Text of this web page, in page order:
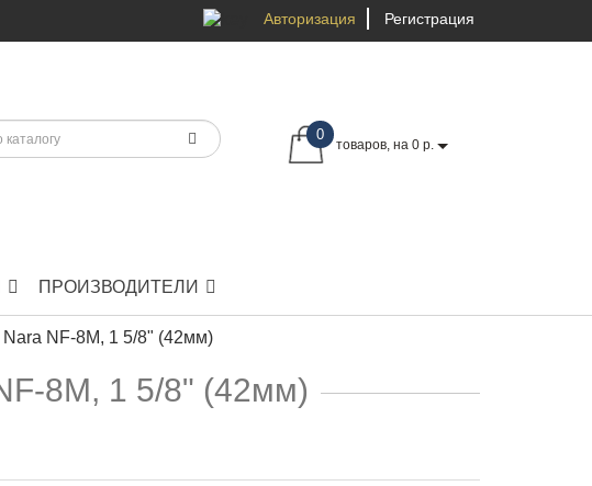
Авторизация Регистрация
0
товаров, на 0 р.
ПРОИЗВОДИТЕЛИ
Nara NF-8M, 1 5/8" (42мм)
8M, 1 5/8" (42мм)